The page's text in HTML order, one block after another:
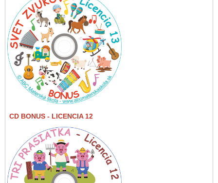
CD BONUS - LICENCIA 12